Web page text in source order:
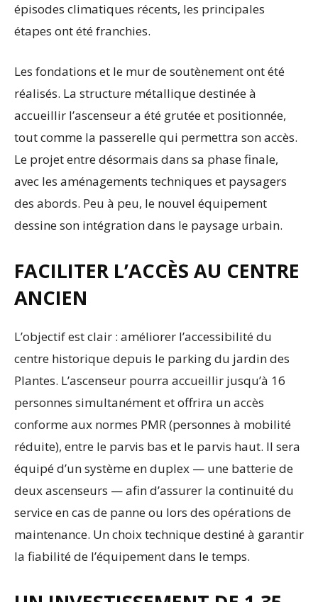
épisodes climatiques récents, les principales
étapes ont été franchies.
Les fondations et le mur de soutènement ont été
réalisés. La structure métallique destinée à
accueillir l’ascenseur a été grutée et positionnée,
tout comme la passerelle qui permettra son accès.
Le projet entre désormais dans sa phase finale,
avec les aménagements techniques et paysagers
des abords. Peu à peu, le nouvel équipement
dessine son intégration dans le paysage urbain.
FACILITER L’ACCÈS AU CENTRE
ANCIEN
L’objectif est clair : améliorer l’accessibilité du
centre historique depuis le parking du jardin des
Plantes. L’ascenseur pourra accueillir jusqu’à 16
personnes simultanément et offrira un accès
conforme aux normes PMR (personnes à mobilité
réduite), entre le parvis bas et le parvis haut. Il sera
équipé d’un système en duplex — une batterie de
deux ascenseurs — afin d’assurer la continuité du
service en cas de panne ou lors des opérations de
maintenance. Un choix technique destiné à garantir
la fiabilité de l’équipement dans le temps.